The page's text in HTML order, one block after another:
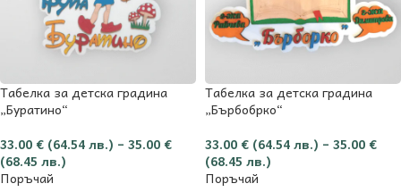
Табелка за детска градина
„Буратино“
33.00 € (64.54 лв.) – 35.00 €
(68.45 лв.)
Поръчай
Табелка за детска градина
„Бърбобрко“
33.00 € (64.54 лв.) – 35.00 €
(68.45 лв.)
Поръчай